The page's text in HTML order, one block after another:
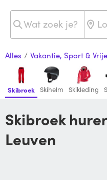
Alles / Vakantie, Sport &
Skibroek Skihelm Skikleding
Skibroek huren van je buren in
Leuven